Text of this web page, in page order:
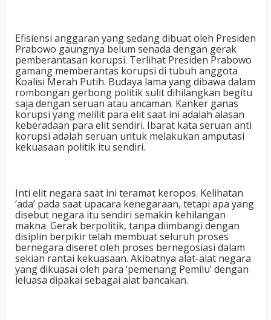
Efisiensi anggaran yang sedang dibuat oleh Presiden
Prabowo gaungnya belum senada dengan gerak
pemberantasan korupsi. Terlihat Presiden Prabowo
gamang memberantas korupsi di tubuh anggota
Koalisi Merah Putih. Budaya lama yang dibawa dalam
rombongan gerbong politik sulit dihilangkan begitu
saja dengan seruan atau ancaman. Kanker ganas
korupsi yang melilit para elit saat ini adalah alasan
keberadaan para elit sendiri. Ibarat kata seruan anti
korupsi adalah seruan untuk melakukan amputasi
kekuasaan politik itu sendiri.
Inti elit negara saat ini teramat keropos. Kelihatan
‘ada’ pada saat upacara kenegaraan, tetapi apa yang
disebut negara itu sendiri semakin kehilangan
makna. Gerak berpolitik, tanpa diimbangi dengan
disiplin berpikir telah membuat seluruh proses
bernegara diseret oleh proses bernegosiasi dalam
sekian rantai kekuasaan. Akibatnya alat-alat negara
yang dikuasai oleh para ‘pemenang Pemilu’ dengan
leluasa dipakai sebagai alat bancakan.